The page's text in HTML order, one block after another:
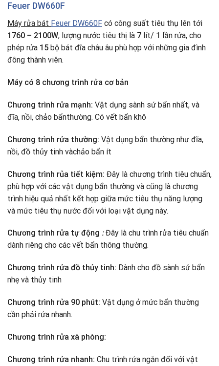
Feuer DW660F
Máy rửa bát Feuer DW660F có công suất tiêu thụ lên tới
1760 – 2100W, lượng nước tiêu thị là 7 lít/ 1 lần rửa, cho
phép rửa 15 bộ bát đĩa châu âu phù hợp với những gia đình
đông thành viên.
Máy có 8 chương trình rửa cơ bản
Chương trình rửa mạnh: Vật dụng sành sứ bẩn nhất, và
đĩa, nồi, chảo bẩnthường. Có vết bẩn khô
Chương trình rửa thường: Vật dụng bẩn thường như đĩa,
nồi, đồ thủy tinh vàchảo bẩn ít
Chương trình rủa tiết kiệm: Đây là chương trình tiêu chuẩn,
phù hợp với các vật dụng bẩn thường và cũng là chương
trình hiệu quả nhất kết hợp giữa mức tiêu thụ năng lượng
và mức tiêu thụ nước đối với loại vật dụng này.
Chương trình rửa tự động :Đây là chu trình rửa tiêu chuẩn
dành riêng cho các vết bẩn thông thường.
Chương trình rửa đồ thủy tinh: Dành cho đồ sành sứ bẩn
nhẹ và thủy tinh
Chương trình rửa 90 phút: Vật dụng ở mức bẩn thường
cần phải rửa nhanh.
Chương trình rửa xà phòng:
Chương trình rửa nhanh: Chu trình rửa ngắn đối với vật